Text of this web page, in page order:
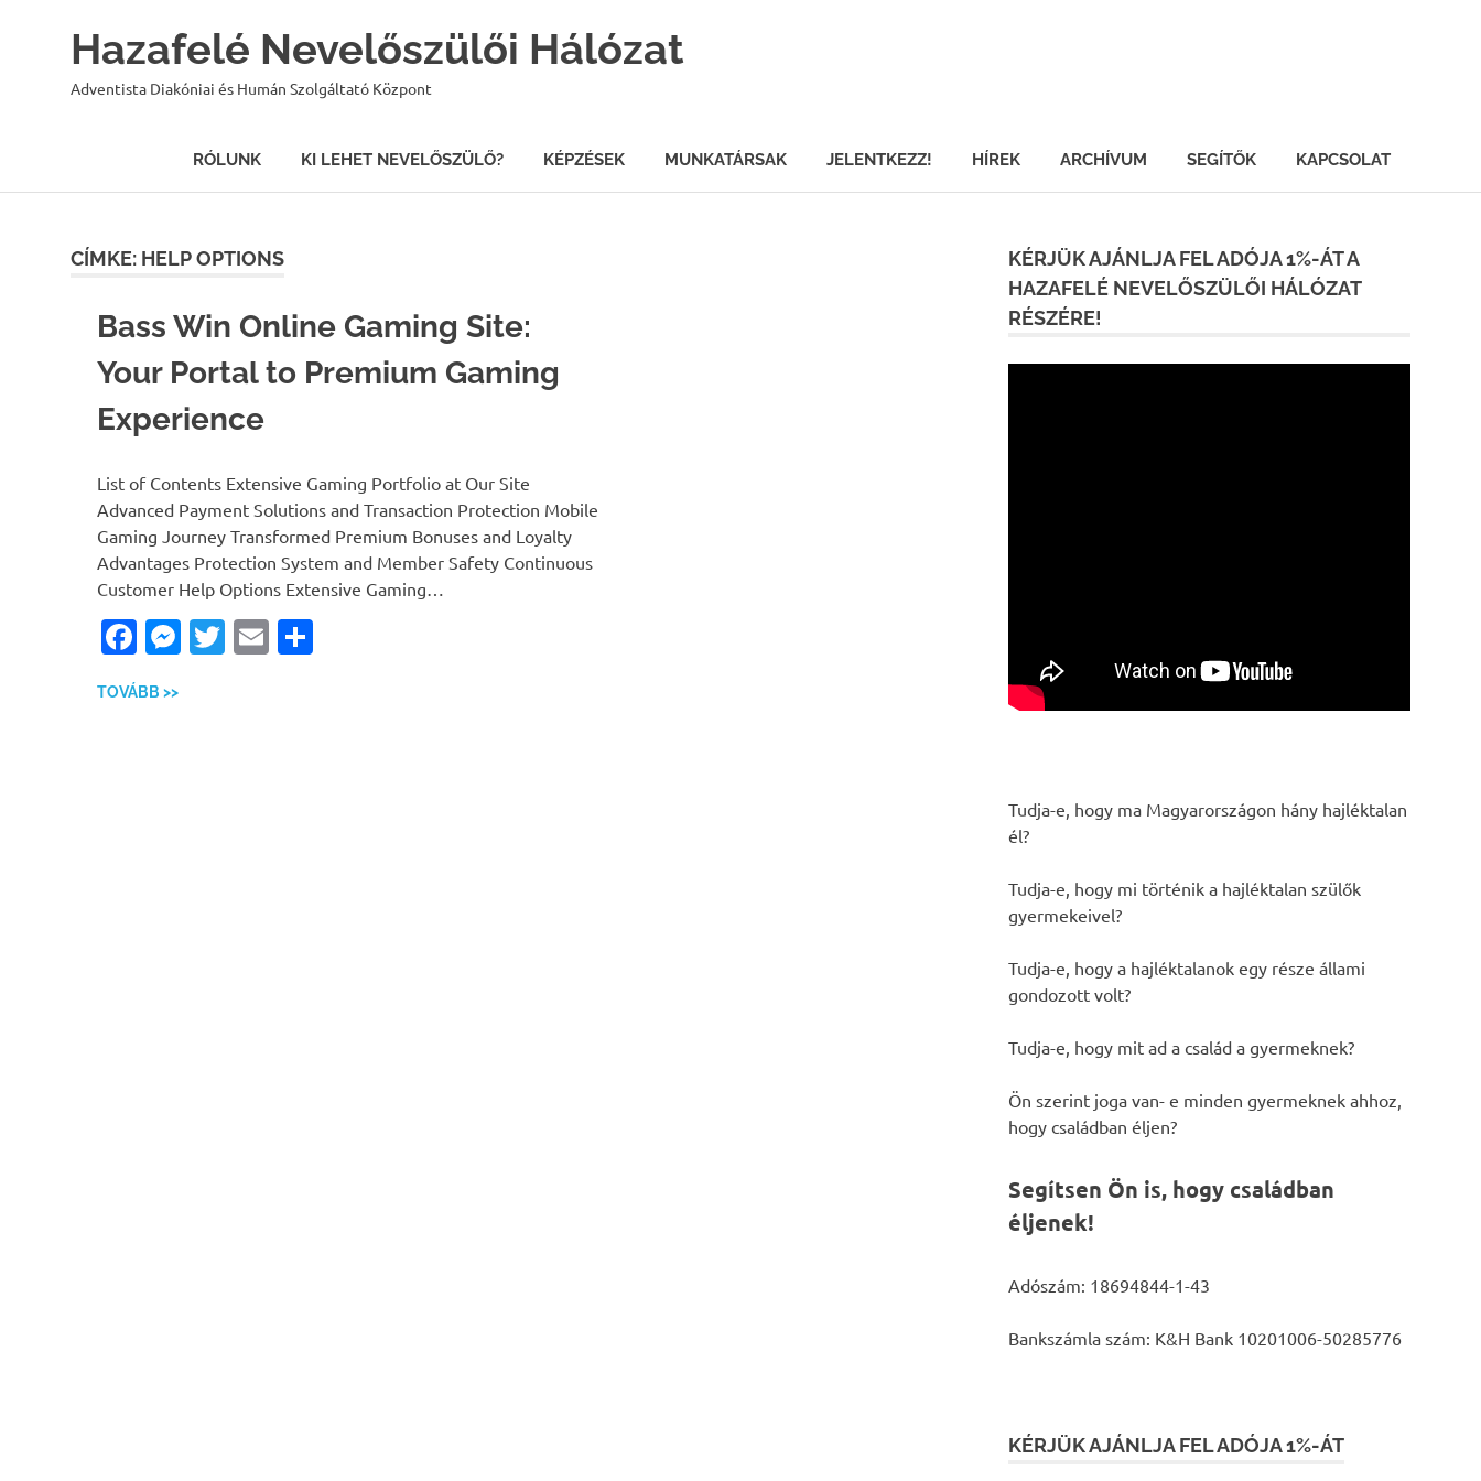
Hazafelé Nevelőszülői Hálózat
Adventista Diakóniai és Humán Szolgáltató Központ
RÓLUNK KI LEHET NEVELŐSZÜLŐ? KÉPZÉSEK MUNKATÁRSAK JELENTKEZZ! HÍREK ARCHÍVUM SEGÍTŐK KAPCSOLAT
CÍMKE: HELP OPTIONS
Bass Win Online Gaming Site:
Your Portal to Premium Gaming
Experience
List of Contents Extensive Gaming Portfolio at Our Site
Advanced Payment Solutions and Transaction Protection Mobile
Gaming Journey Transformed Premium Bonuses and Loyalty
Advantages Protection System and Member Safety Continuous
Customer Help Options Extensive Gaming…
Facebook
Messenger
Twitter
Email
TOVÁBB >>
KÉRJÜK AJÁNLJA FEL ADÓJA 1%-ÁT A
HAZAFELÉ NEVELŐSZÜLŐI HÁLÓZAT
RÉSZÉRE!
Tudja-e, hogy ma Magyarországon hány hajléktalan
él?
Tudja-e, hogy mi történik a hajléktalan szülők
gyermekeivel?
Tudja-e, hogy a hajléktalanok egy része állami
gondozott volt?
Tudja-e, hogy mit ad a család a gyermeknek?
Ön szerint joga van- e minden gyermeknek ahhoz,
hogy családban éljen?
Segítsen Ön is, hogy családban
éljenek!
Adószám: 18694844-1-43
Bankszámla szám: K&H Bank 10201006-50285776
KÉRJÜK AJÁNLJA FEL ADÓJA 1%-ÁT